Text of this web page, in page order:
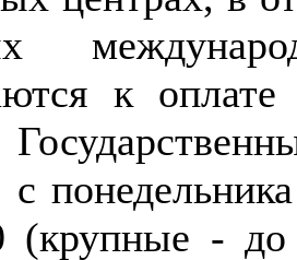
к
с
(крупные -